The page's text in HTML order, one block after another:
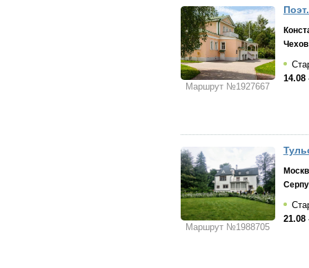
Маршрут №1927667
Чехов
14.08
Маршрут №1988705
21.08